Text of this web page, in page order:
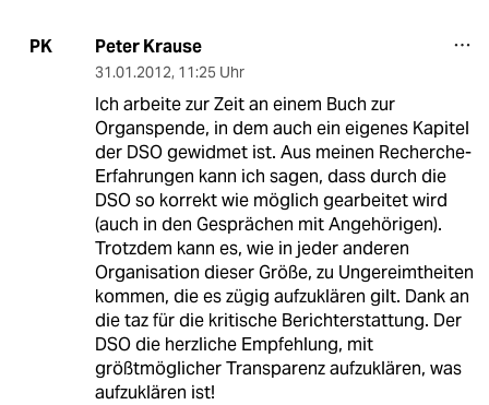
PK Peter Krause
31.01.2012, 11:25 Uhr
Ich arbeite zur Zeit an einem Buch zur
Organspende, in dem auch ein eigenes Kapitel
der DSO gewidmet ist. Aus meinen Recherche-
Erfahrungen kann ich sagen, dass durch die
DSO so korrekt wie möglich gearbeitet wird
(auch in den Gesprächen mit Angehörigen).
Trotzdem kann es, wie in jeder anderen
Organisation dieser Größe, zu Ungereimtheiten
kommen, die es zügig aufzuklären gilt. Dank an
die taz für die kritische Berichterstattung. Der
DSO die herzliche Empfehlung, mit
größtmöglicher Transparenz aufzuklären, was
aufzuklären ist!